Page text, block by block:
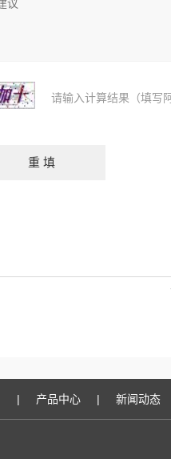
请输入计算结果（填写
| 产品中心 | 新闻动态